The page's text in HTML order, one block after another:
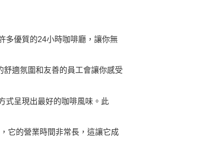
多優質的24小時咖啡廳，讓你無
適氛圍和友善的員工會讓你感受
式呈現出最好的咖啡風味。此
它的營業時間非常長，這讓它成